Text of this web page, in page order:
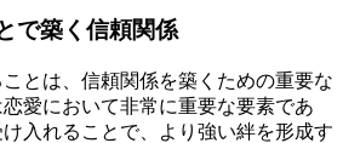
で築く信頼関係
とは、信頼関係を築くための重要な
愛において非常に重要な要素であ
入れることで、より強い絆を形成す